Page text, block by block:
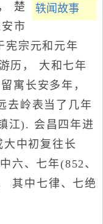
轶闻故事
楚
市
宪宗元和元年
历， 大和七年
寓长安多年，
去岭表当了几年
江). 会昌四年进
中初复往长
六、七年(852、
其中七律、七绝